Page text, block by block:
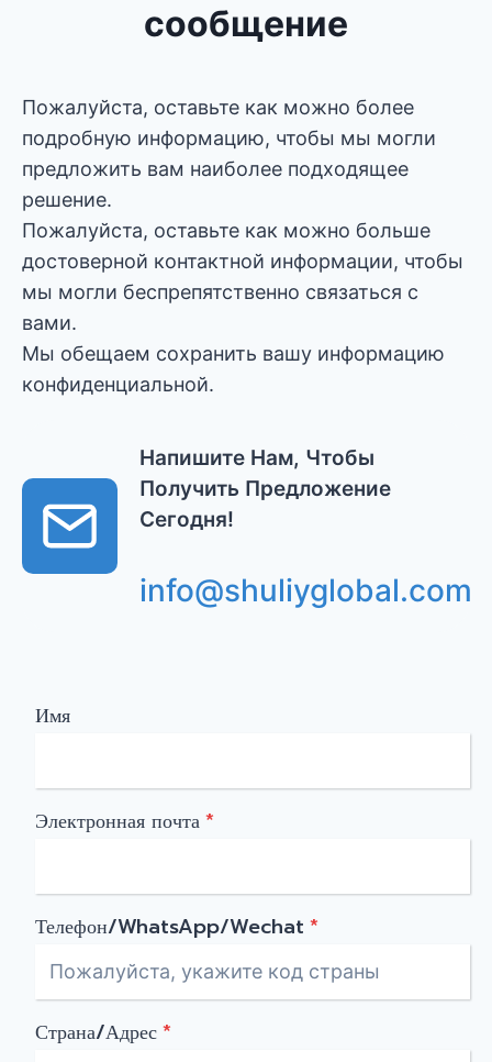
сообщение
Пожалуйста, оставьте как можно более
подробную информацию, чтобы мы могли
предложить вам наиболее подходящее
решение.
Пожалуйста, оставьте как можно больше
достоверной контактной информации, чтобы
мы могли беспрепятственно связаться с
вами.
Мы обещаем сохранить вашу информацию
конфиденциальной.
Напишите Нам, Чтобы
Получить Предложение
Сегодня!
info@shuliyglobal.com
Имя
Электронная почта*
Телефон/WhatsApp/Wechat *
Страна/Адрес*